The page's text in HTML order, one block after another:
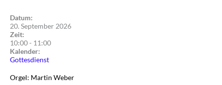
Datum:
20. September 2026
Zeit:
10:00- 11:00
Kalender:
Gottesdienst
Orgel: Martin Weber